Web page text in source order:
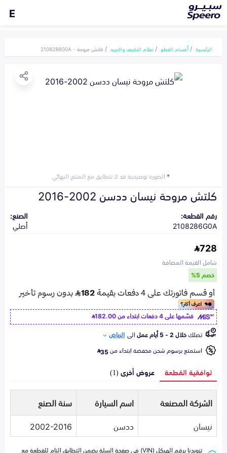
E
الرئيسية أقسام القطع نظام التكييف والتبريد كلتش مروحة - 2108286G0A
*الصورة توضيحية قد لا تتطابق مع المنتج النهائي
كلتش مروحة نيسان ددسن 2002-2016
رقم القطعة:
2108286G0A
الصنع:
أصلي
728
شامل القيمة المضافة
خصم 5%
قسّمها على 4 دفعات ابتداء من
182.00
تصلكخلال 2 - 5 أيام عمل الى الرياض
استمتع برسوم شحن مخفضة ابتداء من35
توافقية القطعة عروض أخرى (1)
الشركة المصنعة اسم السيارة
سنة الصنع
نيسان
ددسن 2002-2016
تزويدنا برقم الهيكل (VIN) في صفحة السلة يضمن التطابق التام للقطعة مع